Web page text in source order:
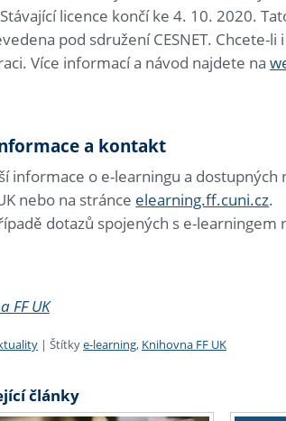
licence končí ke 4. 10. 2020.
pod sdružení CESNET.
Více informací a návod najdete na
a kontakt
informace o e-learningu a
nebo na stránce elearning.ff.cuni.cz.
dotazů spojených s e-
FF UK
| Štítkye-learning, Knihovna FF UK
články